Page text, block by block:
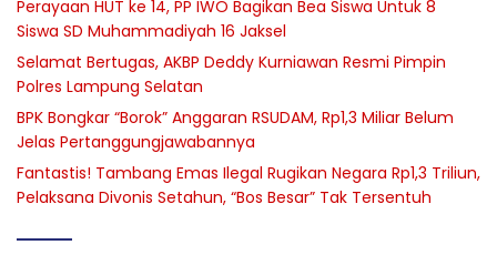
Perayaan HUT ke 14, PP IWO Bagikan Bea Siswa Untuk 8
Siswa SD Muhammadiyah 16 Jaksel
Selamat Bertugas, AKBP Deddy Kurniawan Resmi Pimpin
Polres Lampung Selatan
BPK Bongkar “Borok” Anggaran RSUDAM, Rp1,3 Miliar Belum
Jelas Pertanggungjawabannya
Fantastis! Tambang Emas Ilegal Rugikan Negara Rp1,3 Triliun,
Pelaksana Divonis Setahun, “Bos Besar” Tak Tersentuh